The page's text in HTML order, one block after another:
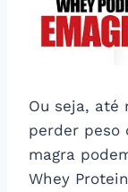
Ou seja, até
perder peso
magra
Whey